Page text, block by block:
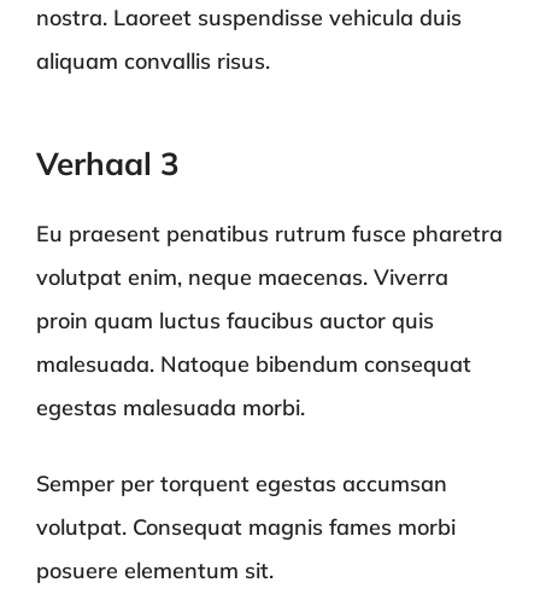
nostra. Laoreet suspendisse vehicula duis
aliquam convallis risus.
Verhaal 3
Eu praesent penatibus rutrum fusce pharetra
volutpat enim, neque maecenas. Viverra
proin quam luctus faucibus auctor quis
malesuada. Natoque bibendum consequat
egestas malesuada morbi.
Semper per torquent egestas accumsan
volutpat. Consequat magnis fames morbi
posuere elementum sit.